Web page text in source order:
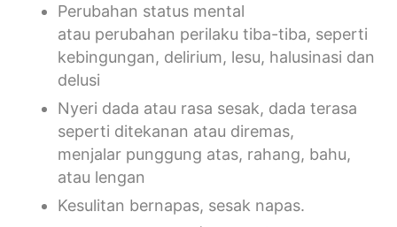
Perubahan status mental
atau perubahan perilaku tiba-tiba, seperti
kebingungan, delirium, lesu, halusinasi dan
delusi
Nyeri dada atau rasa sesak, dada terasa
seperti ditekanan atau diremas,
menjalar punggung atas, rahang, bahu,
atau lengan
Kesulitan bernapas, sesak napas.